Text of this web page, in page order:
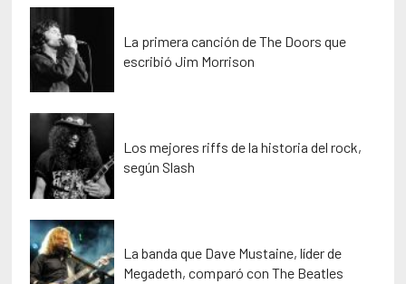
La primera canción de The Doors que
escribió Jim Morrison
Los mejores riffs de la historia del rock,
según Slash
La banda que Dave Mustaine, líder de
Megadeth, comparó con The Beatles